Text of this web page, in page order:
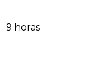
9 horas